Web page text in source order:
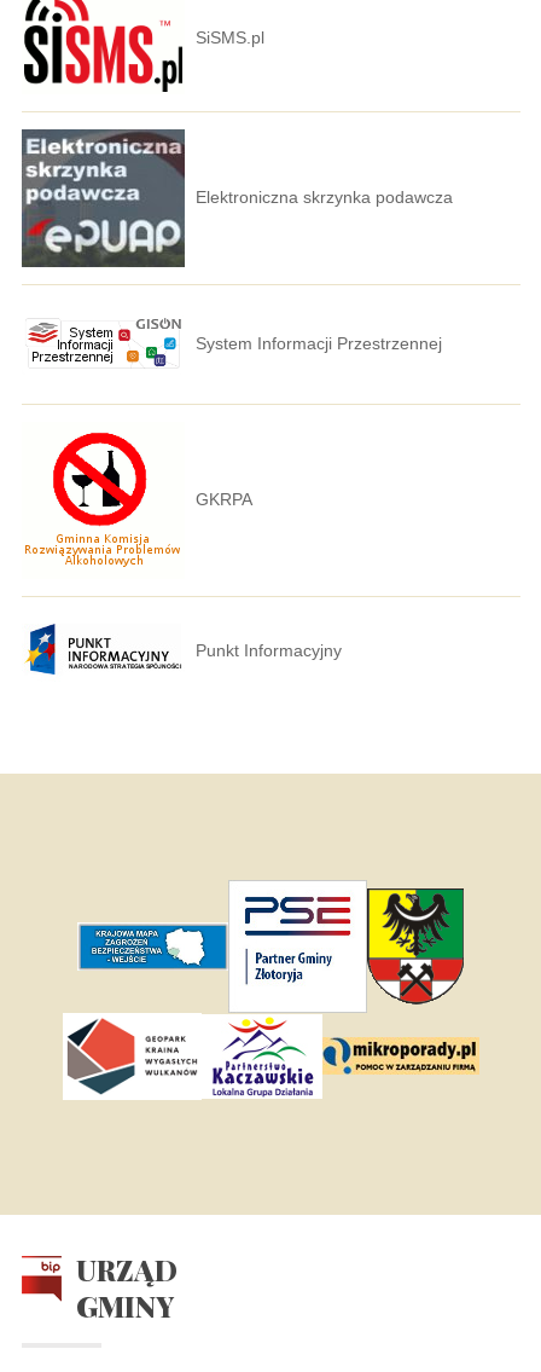
SiSMS.pl
Elektroniczna skrzynka podawcza
System Informacji Przestrzennej
GKRPA
Punkt Informacyjny
URZĄD
GMINY